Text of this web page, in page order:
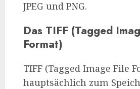
JPEG und PNG.
Das TIFF (Tagged
Format)
TIFF (Tagged Image File
hauptsächlich zum